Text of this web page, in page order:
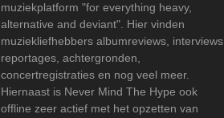
muziekplatform "for everything heavy,
alternative and deviant". Hier vinden
muziekliefhebbers albumreviews, interviews,
reportages, achtergronden,
concertregistraties en nog veel meer.
Hiernaast is Never Mind The Hype ook
offline zeer actief met het opzetten van